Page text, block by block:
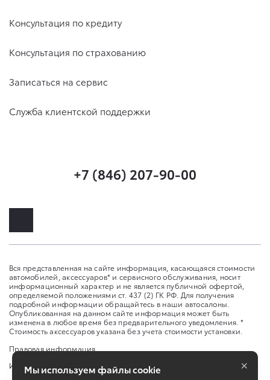
Консультация по кредиту
Консультация по страхованию
Записаться на сервис
Служба клиентской поддержки
+7 (846) 207-90-00
Вся представленная на сайте информация, касающаяся стоимости
автомобилей, аксессуаров* и сервисного обслуживания, носит
информационный характер и не является публичной офертой,
определяемой положениями ст. 437 (2) ГК РФ. Для получения
подробной информации обращайтесь в наши автосалоны.
Опубликованная на данном сайте информация может быть
изменена в любое время без предварительного уведомления. *
Стоимость аксессуаров указана без учета стоимости установки.
Правовая информация
Изменить настройку cookies
Мы используем файлы cookie ×